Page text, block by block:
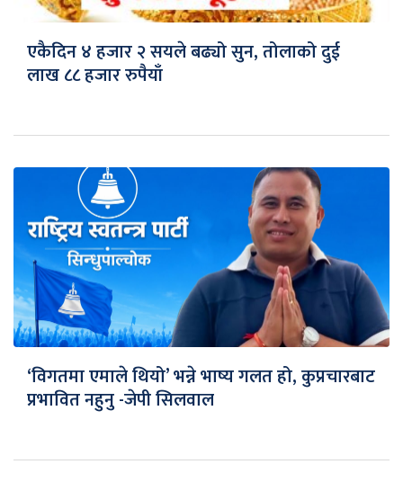
एकैदिन ४ हजार २ सयले बढ्यो सुन, तोलाको दुई
लाख ८८ हजार रुपैयाँ
‘विगतमा एमाले थियो’ भन्ने भाष्य गलत हो, कुप्रचारबाट
प्रभावित नहुनु -जेपी सिलवाल